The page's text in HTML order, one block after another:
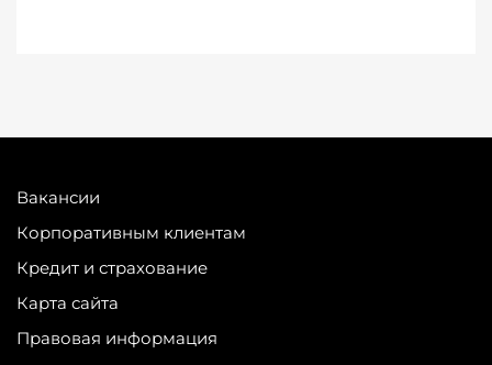
Вакансии
Корпоративным клиентам
Кредит и страхование
Карта сайта
Правовая информация